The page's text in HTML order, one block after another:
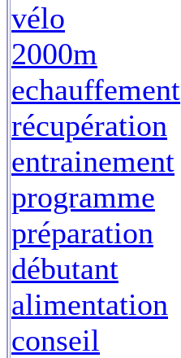
vélo
2000m
echauffement
récupération
entrainement
programme
préparation
débutant
alimentation
conseil